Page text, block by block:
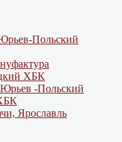
Польский
ХБК
Юрьев -Польский
Ярославль